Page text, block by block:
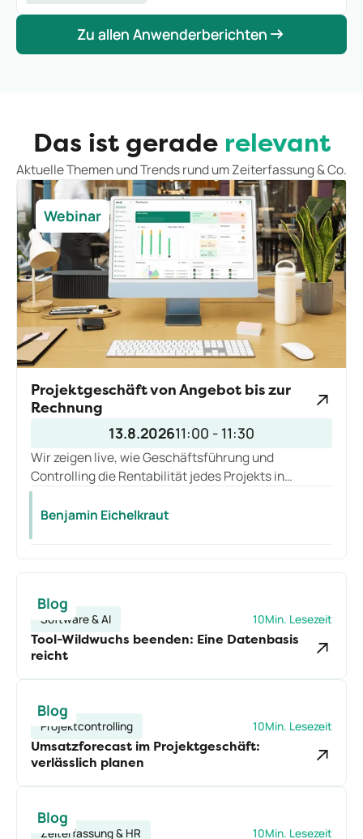
Zu allen Anwenderberichten
Zu allen Anwenderberichten
Das ist gerade relevant
Aktuelle Themen und Trends rund um Zeiterfassung & Co.
Projektgeschäft von Angebot bis zur
Rechnung
13.8.202611:00 - 11:30
Wir zeigen live, wie Geschäftsführung und
Controlling die Rentabilität jedes Projekts in
Echtzeit im Blick behalten, von der
Angebotsannahme bis zur Rechnung, ohne
Benjamin Eichelkraut
Webinar
Software & AI 10Min. Lesezeit
Tool-Wildwuchs beenden: Eine Datenbasis
reicht
Blog
Projektcontrolling 10Min. Lesezeit
Umsatzforecast im Projektgeschäft:
verlässlich planen
Blog
Zeiterfassung & HR 10Min. Lesezeit
Blog